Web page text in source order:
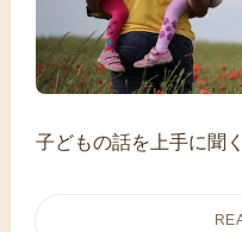
子どもの話を上手に聞